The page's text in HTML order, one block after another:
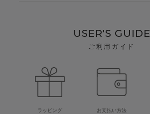
USER'S GUIDE
ご利用ガイド
ラッピング
お支払い方法